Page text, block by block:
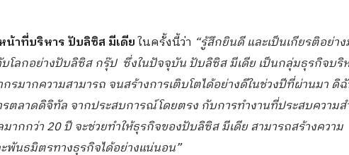
น้าที่บริหาร ปับลิซิส มีเดียในครั้งนี้ว่า “รู้สึกยินดี และเป็นเกียรติอย่า
โลกอย่างปับลิซิส กรุ๊ป ซึ่งในปัจจุบัน ปับลิซิส มีเดีย เป็นกลุ่มธุรกิจบริ
มากความสามารถ จนสร้างการเติบโตได้อย่างดีในช่วงปีที่ผ่านมา ดิฉั
ลาดดิจิทัล จากประสบการณ์โดยตรง กับการทำงานที่ประสบความส
กกว่า 20 ปี จะช่วยทำให้ธุรกิจของปับลิซิส มีเดีย สามารถสร้างความ
พันธมิตรทางธุรกิจได้อย่างแน่นอน”